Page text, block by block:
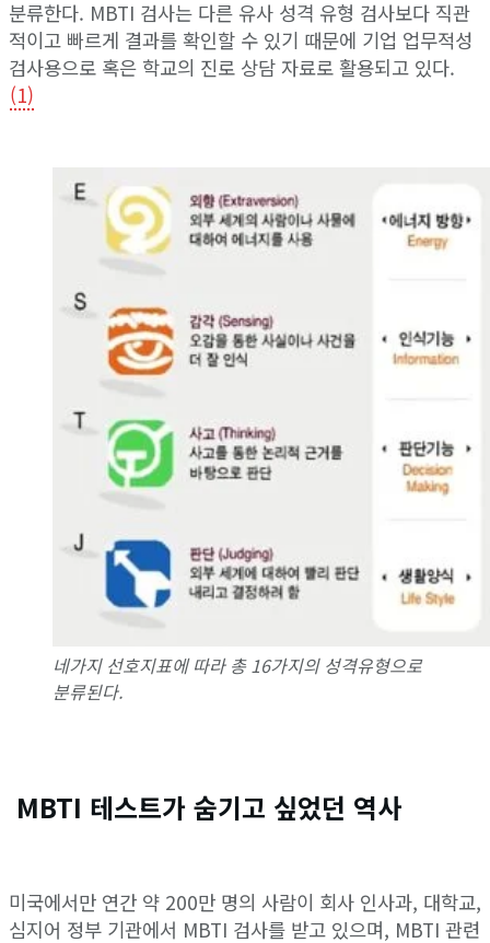
분류한다. MBTI 검사는 다른 유사 성격 유형 검사보다 직관
적이고 빠르게 결과를 확인할 수 있기 때문에 기업 업무적성
검사용으로 혹은 학교의 진로 상담 자료로 활용되고 있다.
(1)
네가지 선호지표에 따라 총 16가지의 성격유형으로
분류된다.
MBTI 테스트가 숨기고 싶었던 역사
미국에서만 연간 약 200만 명의 사람이 회사 인사과, 대학교,
심지어 정부 기관에서 MBTI 검사를 받고 있으며, MBTI 관련